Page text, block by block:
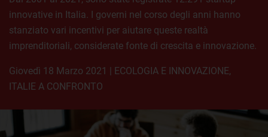
innovative in Italia. I governi nel corso degli anni hanno
stanziato vari incentivi per aiutare queste realtà
imprenditoriali, considerate fonte di crescita e innovazione.
giovedì 18 Marzo 2021 | ECOLOGIA E INNOVAZIONE,
ITALIE A CONFRONTO